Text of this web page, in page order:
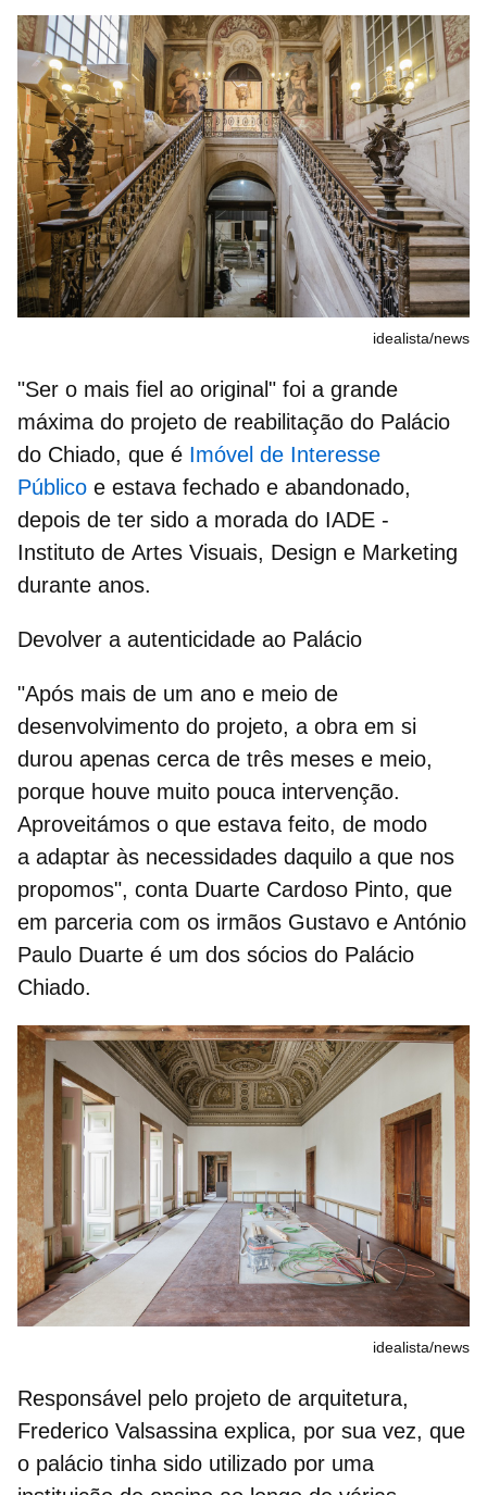
idealista/news
"Ser o mais fiel ao original" foi a grande
máxima do projeto de reabilitação do Palácio
do Chiado, que é Imóvel de Interesse
Público e estava fechado e abandonado,
depois de ter sido a morada do IADE -
Instituto de Artes Visuais, Design e Marketing
durante anos.
Devolver a autenticidade ao Palácio
"Após mais de um ano e meio de
desenvolvimento do projeto, a obra em si
durou apenas cerca de três meses e meio,
porque houve muito pouca intervenção.
Aproveitámos o que estava feito, de modo
a adaptar às necessidades daquilo a que nos
propomos", conta Duarte Cardoso Pinto, que
em parceria com os irmãos Gustavo e António
Paulo Duarte é um dos sócios do Palácio
Chiado.
idealista/news
Responsável pelo projeto de arquitetura,
Frederico Valsassina explica, por sua vez, que
o palácio tinha sido utilizado por uma